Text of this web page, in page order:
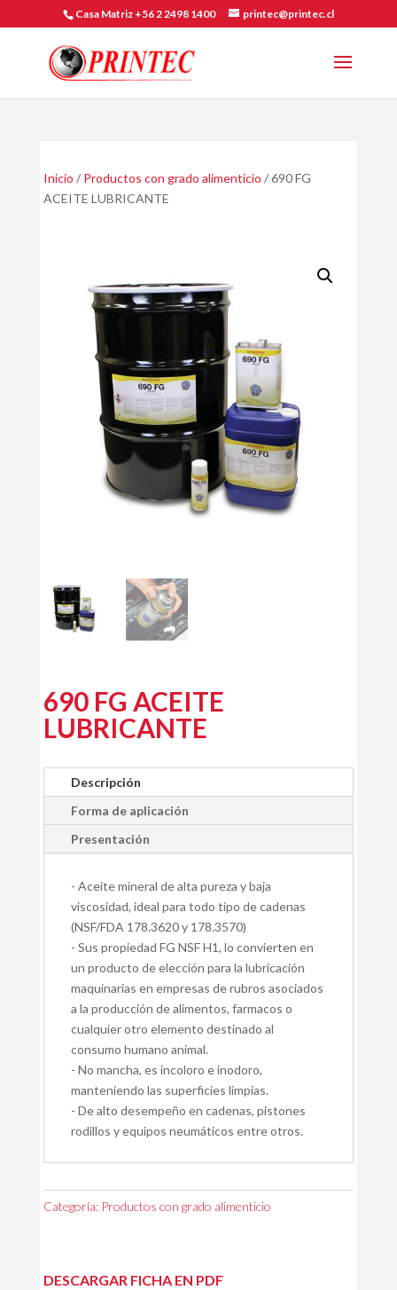
Casa Matriz +56 2 2498 1400 printec@printec.cl
Inicio / Productos con grado alimenticio / 690 FG
ACEITE LUBRICANTE
690 FG ACEITE
LUBRICANTE
Descripción
Forma de aplicación
Presentación
- Aceite mineral de alta pureza y baja
viscosidad, ideal para todo tipo de cadenas
(NSF/FDA 178.3620 y 178.3570)
- Sus propiedad FG NSF H1, lo convierten en
un producto de elección para la lubricación
maquinarias en empresas de rubros asociados
a la producción de alimentos, farmacos o
cualquier otro elemento destinado al
consumo humano animal.
- No mancha, es incoloro e inodoro,
manteniendo las superficies limpias.
- De alto desempeño en cadenas, pistones
rodillos y equipos neumáticos entre otros.
Categoría: Productos con grado alimenticio
DESCARGAR FICHA EN PDF